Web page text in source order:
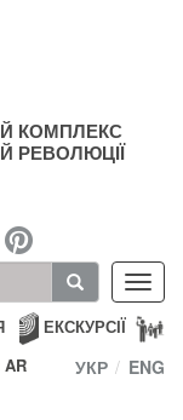
КОМПЛЕКС
РЕВОЛЮЦІЇ
ЕКСКУРСІЇ
УКР ENG